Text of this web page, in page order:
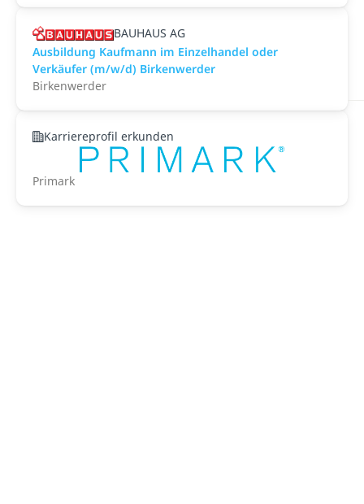
BAUHAUS AG
Ausbildung Kaufmann im Einzelhandel oder
Verkäufer (m/w/d) Birkenwerder
Birkenwerder
Karriereprofil erkunden
Primark